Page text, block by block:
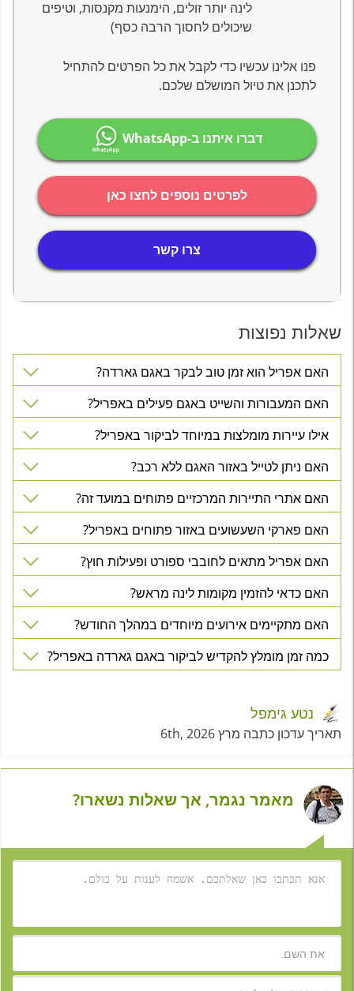
לינה יותר זולים, הימנעות מקנסות, וטיפים
שיכולים לחסוך הרבה כסף)
פנו אלינו עכשיו כדי לקבל את כל הפרטים להתחיל
לתכנן את טיול המושלם שלכם.
דברו איתנו ב-WhatsApp
לפרטים נוספים לחצו כאן
צרו קשר
שאלות נפוצות
האם אפריל הוא זמן טוב לבקר באגם גארדה?
האם המעבורות והשייט באגם פעילים באפריל?
אילו עיירות מומלצות במיוחד לביקור באפריל?
האם ניתן לטייל באזור האגם ללא רכב?
האם אתרי התיירות המרכזיים פתוחים במועד זה?
האם פארקי השעשועים באזור פתוחים באפריל?
האם אפריל מתאים לחובבי ספורט ופעילות חוץ?
האם כדאי להזמין מקומות לינה מראש?
האם מתקיימים אירועים מיוחדים במהלך החודש?
כמה זמן מומלץ להקדיש לביקור באגם גארדה באפריל?
נטע גימפל
תאריך עדכון כתבה מרץ 6th, 2026
מאמר נגמר, אך שאלות נשארו?